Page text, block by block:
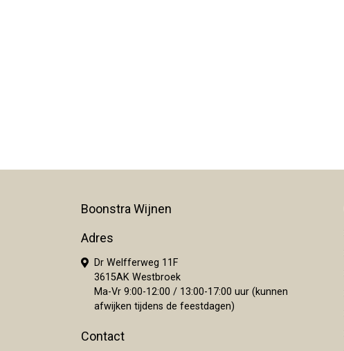
Boonstra Wijnen
Adres
Dr Welfferweg 11F
3615AK Westbroek
Ma-Vr 9:00-12:00 / 13:00-17:00 uur (kunnen
afwijken tijdens de feestdagen)
Contact